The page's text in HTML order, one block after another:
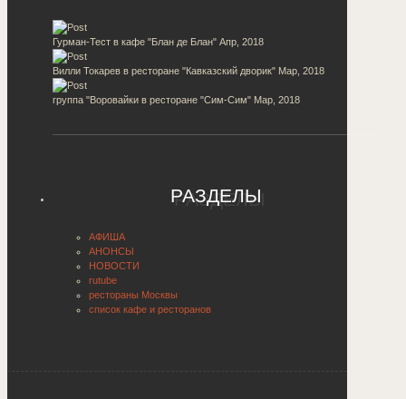
Гурман-Тест в кафе "Блан де Блан" Апр, 2018
Вилли Токарев в ресторане "Кавказский дворик" Мар, 2018
группа "Воровайки в ресторане "Сим-Сим" Мар, 2018
РАЗДЕЛЫ
АФИША
АНОНСЫ
НОВОСТИ
rutube
рестораны Москвы
список кафе и ресторанов